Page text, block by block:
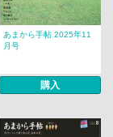
あまから手帖 2025年11
月号
購入